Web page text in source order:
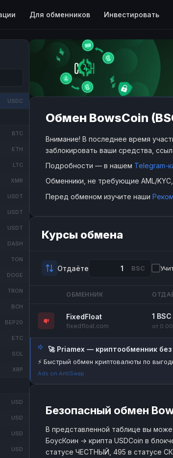
Для обменников Инвестировать
USDC
BTC
ETH
LTC
XMR
USDT
USDT
USDT
DASH
TON
DOGE
TRON
BCH
BEP20
ETC
SOL
XRP
USD
USD
USD
USD
Обмен BowsCoin
Внимание! В последнее время
заблокировать ваши средства,
Подробности — в нашем Telegram-
Обменники, не требующие AML/
Перед обменом изучите наши
Курсы обмена
Отдаёте BSC
ОБМЕННИК
FixedFloat
fixedfloat.com
1 BSC
от
🚀 Priamex — криптообменник
⚡ Быстрый обмен криптовалюты по
Ads on AntiSwap
Безопасный обмен
В представленной таблице вы
БоусКоин → крипта USDCoin в
статусе ЧЕСТНЫЙ, 495 в статусе